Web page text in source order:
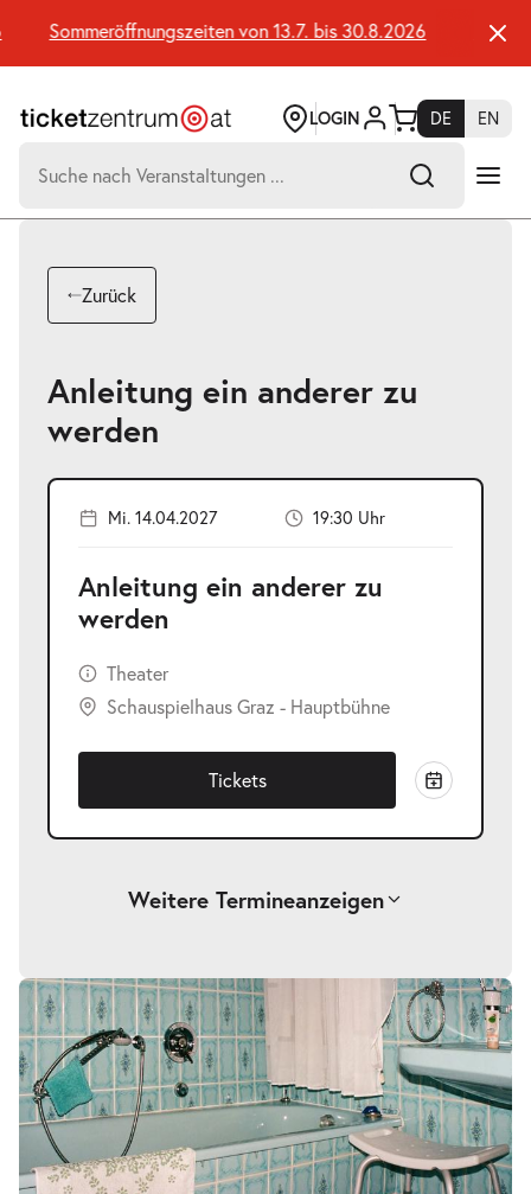
Seiteninhalt
springen
Sommeröffnungszeiten von 13.7. bis 30.8.2026
LOGIN DE
EN
nach:
Suchtreffer:
Zurück
Anleitung ein anderer zu
werden
Mi. 14.04.2027 19:30 Uhr
Anleitung ein anderer zu
werden
Theater
Schauspielhaus Graz - Hauptbühne
Tickets
Weitere Termineanzeigen
Anleitung ein anderer zu werden-
Sa.
03.04.2027
Sa. 03.04.2027
19:30 Uhr
Tickets